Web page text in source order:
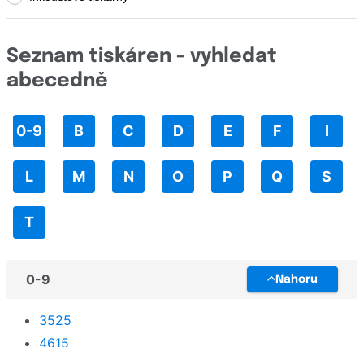
TallyGenicom
Toshiba
Triumph-Adler
UPrint
Utax
Xerox
PageWide
Photosmart
Professional
QUIETJET
Smart Tank
Seznam tiskáren - vyhledat
abecedně
0-9 B C D E F I
L M N O P Q S
T
0-9 Nahoru
3525
4615